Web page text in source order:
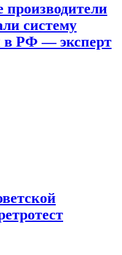
систему
в РФ — эксперт